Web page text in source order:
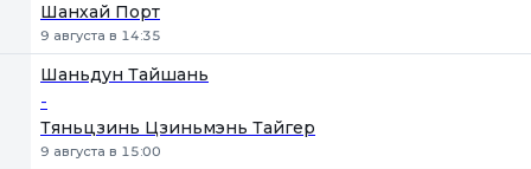
Шанхай Порт
9 августа в 14:35
Шаньдун Тайшань
-
Тяньцзинь Цзиньмэнь Тайгер
9 августа в 15:00